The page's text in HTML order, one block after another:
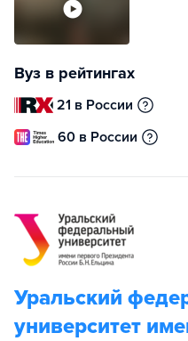
Вуз в рейтингах
21 в России
60 в России
Уральский
университет